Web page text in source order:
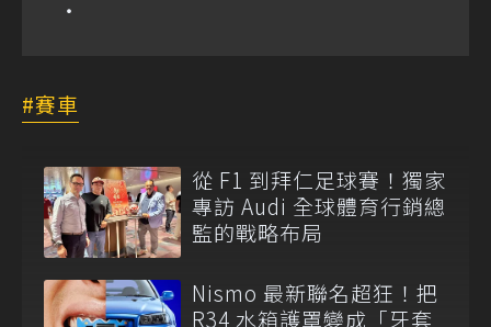
賽車
從 F1 到拜仁足球賽！獨家
專訪 Audi 全球體育行銷總
監的戰略布局
Nismo 最新聯名超狂！把
R34 水箱護罩變成「牙套